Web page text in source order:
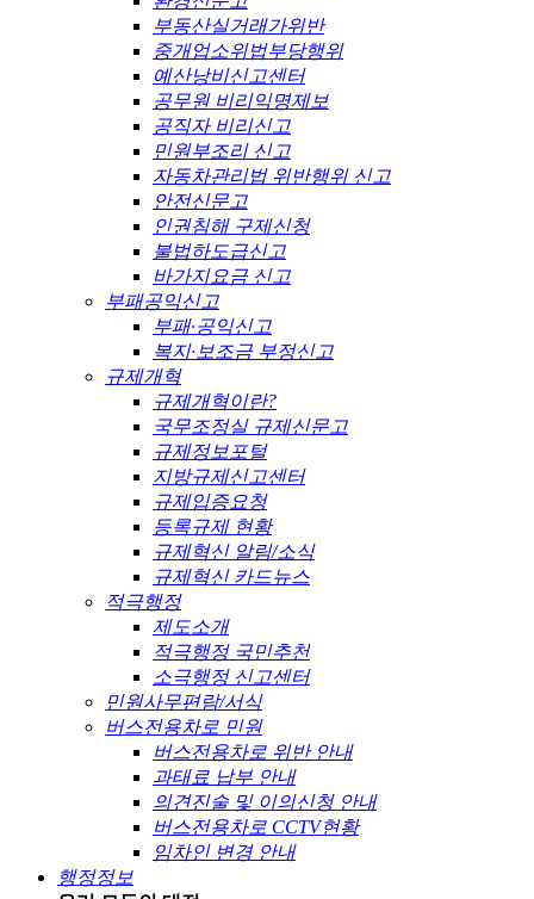
부동산실거래가위반
중개업소위법부당행위
예산낭비신고센터
공무원 비리익명제보
공직자 비리신고
민원부조리 신고
자동차관리법 위반행위 신고
안전신문고
인권침해 구제신청
불법하도급신고
바가지요금 신고
부패공익신고
부패·공익신고
복지·보조금 부정신고
규제개혁
규제개혁이란?
국무조정실 규제신문고
규제정보포털
지방규제신고센터
규제입증요청
등록규제 현황
규제혁신 알림/소식
규제혁신 카드뉴스
적극행정
제도소개
적극행정 국민추천
소극행정 신고센터
민원사무편람/서식
버스전용차로 민원
버스전용차로 위반 안내
과태료 납부 안내
의견진술 및 이의신청 안내
버스전용차로 CCTV현황
임차인 변경 안내
행정정보